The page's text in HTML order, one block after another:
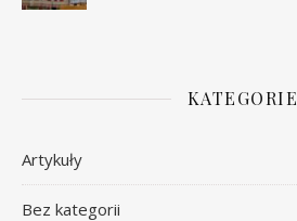
KATEGORIE
Artykuły
Bez kategorii